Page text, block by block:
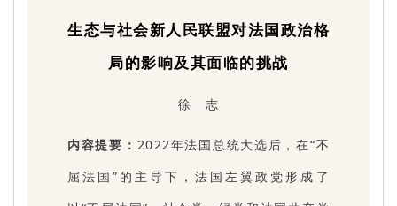
生态与社会新人民联盟对法国政治格
局的影响及其面临的挑战
徐 志
内容提要： 2022年法国总统大选后，在“不
屈法国”的主导下，法国左翼政党形成了